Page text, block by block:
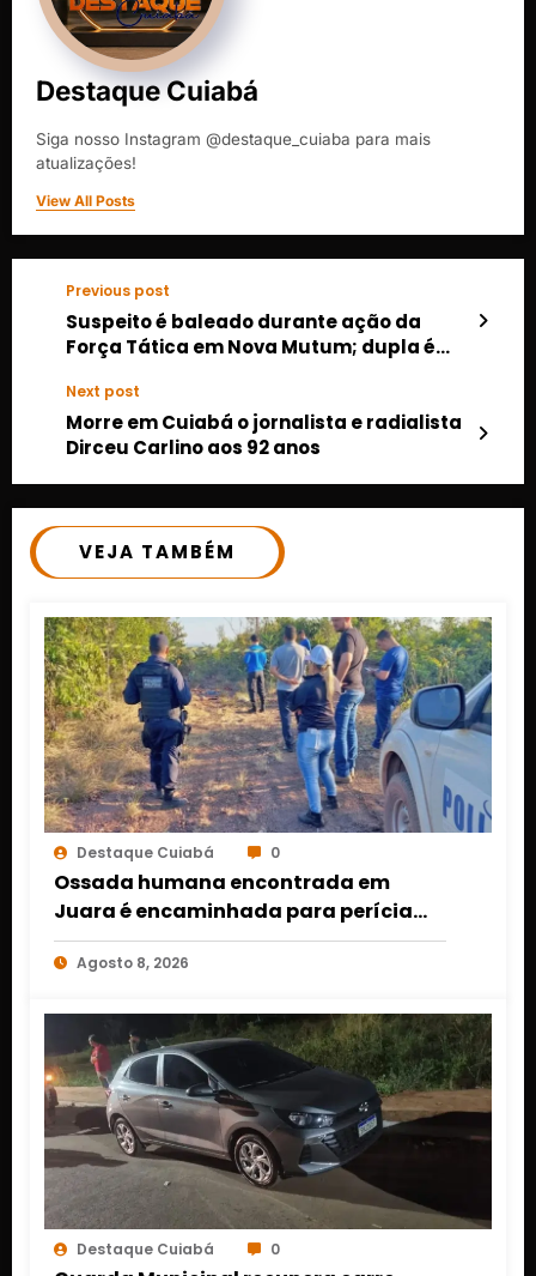
Destaque Cuiabá
Siga nosso Instagram @destaque_cuiaba para mais
atualizações!
View All Posts
Previous post
Suspeito é baleado durante ação da
Força Tática em Nova Mutum; dupla é
Next post
Morre em Cuiabá o jornalista e radialista
Dirceu Carlino aos 92 anos
VEJA TAMBÉM
Destaque Cuiabá 0
Ossada humana encontrada em
Juara é encaminhada para perícia
em Cuiabá; identidade da vítima
segue desconhecida
Agosto 8, 2026
Destaque Cuiabá 0